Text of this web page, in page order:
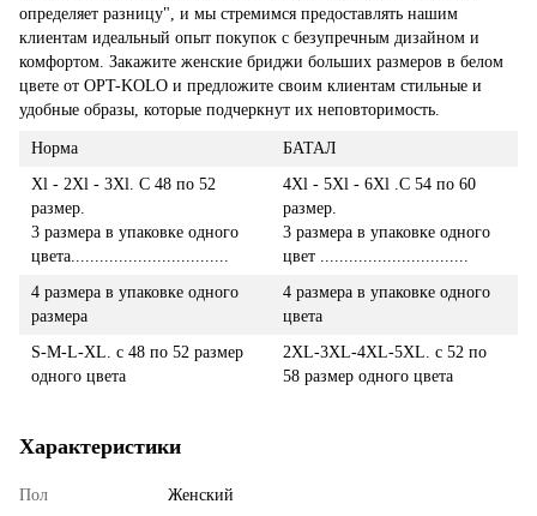
определяет разницу", и мы стремимся предоставлять нашим
клиентам идеальный опыт покупок с безупречным дизайном и
комфортом. Закажите женские бриджи больших размеров в белом
цвете от OPT-KOLO и предложите своим клиентам стильные и
удобные образы, которые подчеркнут их неповторимость.
Норма
БАТАЛ
Xl - 2Xl - 3Xl. С 48 по 52
размер.
3 размера в упаковке одного
цвета.................................
4Xl - 5Xl - 6Xl .С 54 по 60
размер.
3 размера в упаковке одного
цвет ...............................
4 размера в упаковке одного
размера
4 размера в упаковке одного
цвета
S-M-L-XL. с 48 по 52 размер
одного цвета
2XL-3XL-4XL-5XL. с 52 по
58 размер одного цвета
Характеристики
Пол
Женский